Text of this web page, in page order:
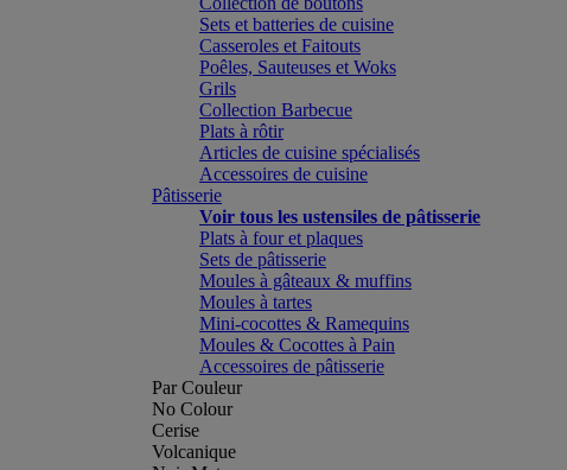
Sets et batteries de cuisine
Casseroles et Faitouts
Poêles, Sauteuses et Woks
Grils
Collection Barbecue
Plats à rôtir
Articles de cuisine spécialisés
Accessoires de cuisine
Pâtisserie
Voir tous les ustensiles de pâtisserie
Plats à four et plaques
Sets de pâtisserie
Moules à gâteaux & muffins
Moules à tartes
Mini-cocottes & Ramequins
Moules & Cocottes à Pain
Accessoires de pâtisserie
Par Couleur
No Colour
Cerise
Volcanique